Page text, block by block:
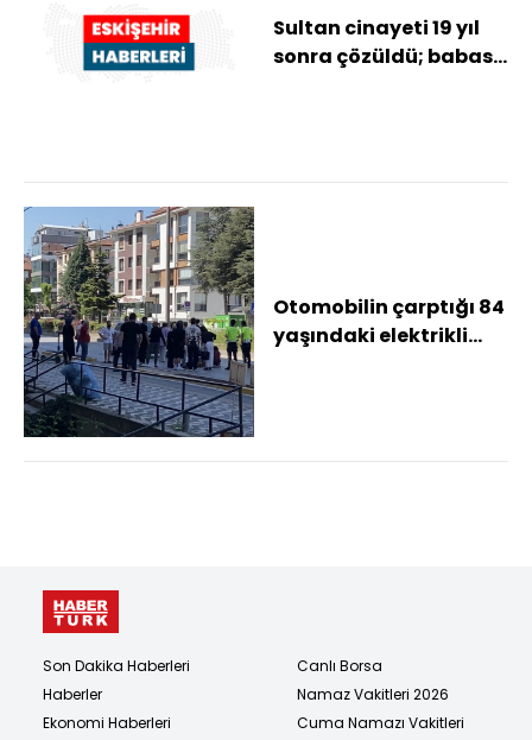
Sultan cinayeti 19 yıl
sonra çözüldü; babası
Otomobilin çarptığı 84
yaşındaki elektrikli
Son Dakika Haberleri
Haberler
Ekonomi Haberleri
Canlı Borsa
Namaz Vakitleri 2026
Cuma Namazı Vakitleri